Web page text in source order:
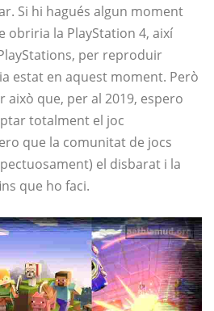
Si hi hagués algun moment
obriria la PlayStation 4, així
per reproduir
estat en aquest moment. Però
això que, per al 2019, espero
totalment el joc
que la comunitat de jocs
el disbarat i la
que ho faci.